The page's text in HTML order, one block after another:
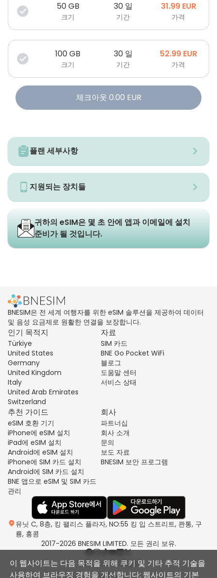
50GB
크기
30 일
기간
31.99 EUR
가격
100GB
크기
30 일
기간
52.99 EUR
가격
체크아웃 0.00 EUR
플랜 세부사항
지원되는 장치들
귀하의 eSIM은 몇 초 안에 앱과 이메일에 설치
준비가 될 것입니다.
BNESIM은 전 세계 여행자를 위한 eSIM 솔루션을 제공하여 데이터
및 음성 요금제로 원활한 연결을 보장합니다.
인기 목적지
Türkiye
United States
Germany
United Kingdom
Italy
United Arab Emirates
Switzerland
자료
SIM 카드
BNE Go Pocket WiFi
블로그
도움말 센터
서비스 상태
추천 가이드
eSIM 호환 기기
iPhone에 eSIM 설치
iPad에 eSIM 설치
Android에 eSIM 설치
iPhone에 SIM 카드 설치
Android에 SIM 카드 설치
BNE 앱으로 eSIM 및 SIM 카드
관리
회사
파트너십
회사 소개
문의
보도 자료
BNESIM 보안 프로그램
유닛 C, 8층, 킹 팰리스 플라자, NO:55 킹 입 스트리트, 콴통, 구
룡, 홍콩
2017-2026 BNESIM LIMITED. 모든 권리 보유.
개인 정보 처리 방침
이 웹사이트는 다음 목적을 위해 쿠키 및 기타 추적 기술을
사용하여 브라우징 경험을 개선합니다: 웹사이트의 기본